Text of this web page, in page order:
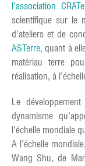
l’association
scientifique sur le
d’ateliers et de
ASTerre, quant à
matériau terre
réalisation, à
Le
dynamisme
l’échelle mondiale
A l’échelle
Wang Shu, de